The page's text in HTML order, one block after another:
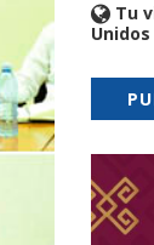
Tu
Unidos